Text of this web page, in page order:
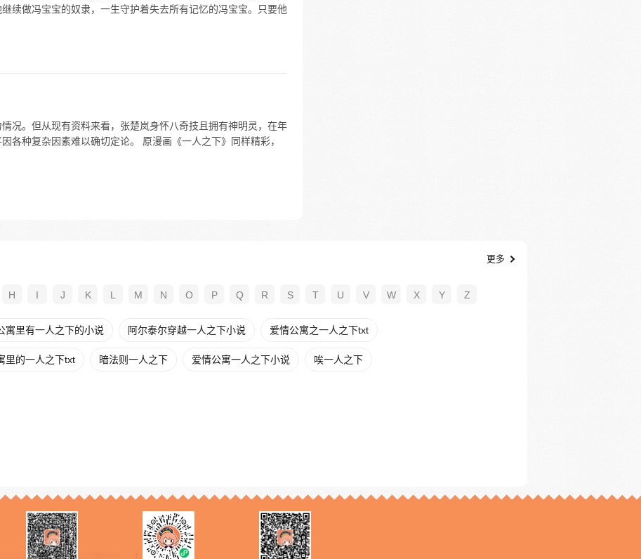
续做冯宝宝的奴隶，一生守护着失去所有记忆的冯宝宝。只要他
况。但从现有资料来看，张楚岚身怀八奇技且拥有神明灵，在年
各种复杂因素难以确切定论。 原漫画《一人之下》同样精彩，
更多
H I J K L M N O P Q R S T U V W X Y Z
寓里有一人之下的小说 阿尔泰尔穿越一人之下小说 爱情公寓之一人之下txt
里的一人之下txt 暗法则一人之下 爱情公寓一人之下小说 唉一人之下